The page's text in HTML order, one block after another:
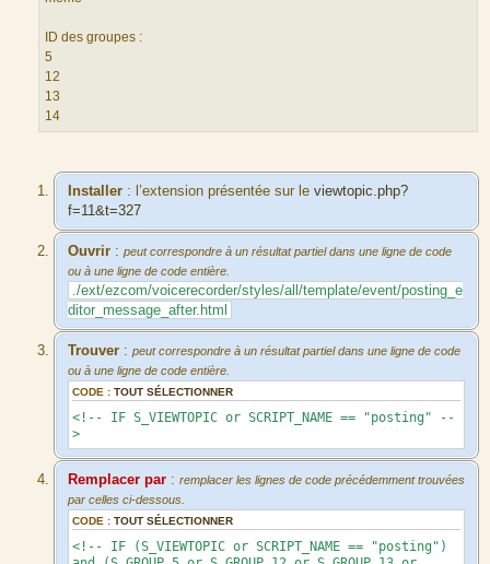
a
e
u
c
e
d
u
e
a
ID des groupes :
5
12
13
14
Installer : l’extension présentée sur le viewtopic.php?
f=11&t=327
Ouvrir : peut correspondre à un résultat partiel dans une ligne de code
ou à une ligne de code entière.
./ext/ezcom/voicerecorder/styles/all/template/event/posting_e
ditor_message_after.html
Trouver : peut correspondre à un résultat partiel dans une ligne de code
ou à une ligne de code entière.
CODE : TOUT SÉLECTIONNER
<!-- IF S_VIEWTOPIC or SCRIPT_NAME == "posting" --
>
Remplacer par : remplacer les lignes de code précédemment trouvées
par celles ci-dessous.
CODE : TOUT SÉLECTIONNER
<!-- IF (S_VIEWTOPIC or SCRIPT_NAME == "posting")